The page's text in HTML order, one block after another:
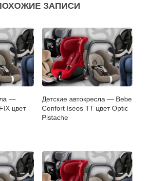
ЗАПИСИ
—
цвет
Детские автокресла — Bebe
Confort Iseos TT цвет Optic
Pistache